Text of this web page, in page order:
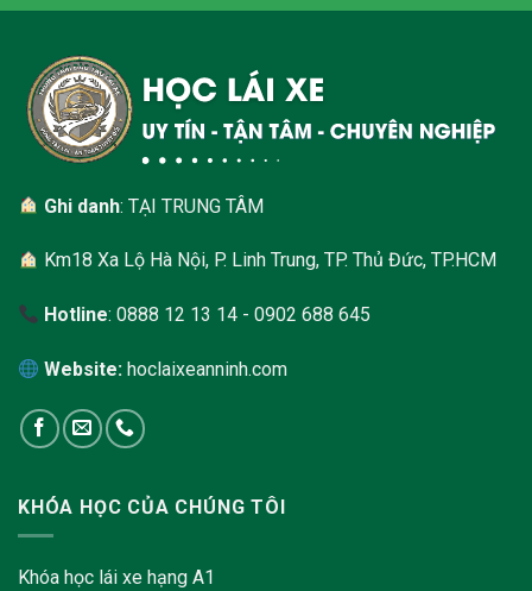
Ghi danh: TẠI TRUNG TÂM
Km18 Xa Lộ Hà Nội, P. Linh Trung, TP. Thủ Đức, TP.HCM
Hotline: 0888 12 13 14 - 0902 688 645
Website:hoclaixeanninh.com
KHÓA HỌC CỦA CHÚNG TÔI
Khóa học lái xe hạng A1